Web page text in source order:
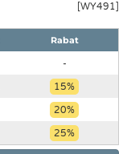
[WY491]
Rabat
-
15
20
25